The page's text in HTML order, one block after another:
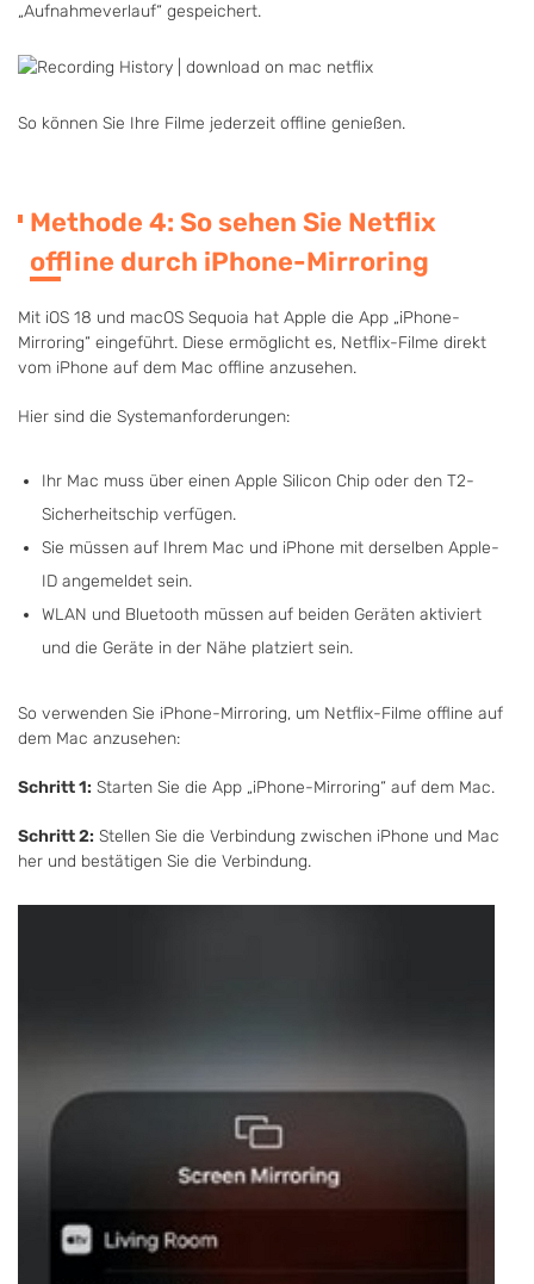
„Aufnahmeverlauf“ gespeichert.
So können Sie Ihre Filme jederzeit offline genießen.
Methode 4: So sehen Sie Netflix
offline durch iPhone-Mirroring
Mit iOS 18 und macOS Sequoia hat Apple die App „iPhone-
Mirroring“ eingeführt. Diese ermöglicht es, Netflix-Filme direkt
vom iPhone auf dem Mac offline anzusehen.
Hier sind die Systemanforderungen:
Ihr Mac muss über einen Apple Silicon Chip oder den T2-
Sicherheitschip verfügen.
Sie müssen auf Ihrem Mac und iPhone mit derselben Apple-
ID angemeldet sein.
WLAN und Bluetooth müssen auf beiden Geräten aktiviert
und die Geräte in der Nähe platziert sein.
So verwenden Sie iPhone-Mirroring, um Netflix-Filme offline auf
dem Mac anzusehen:
Schritt 1: Starten Sie die App „iPhone-Mirroring“ auf dem Mac.
Schritt 2: Stellen Sie die Verbindung zwischen iPhone und Mac
her und bestätigen Sie die Verbindung.